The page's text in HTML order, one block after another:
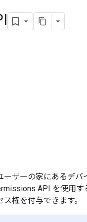
ーザーの家にあるデ
API を使用
権を付与できます。